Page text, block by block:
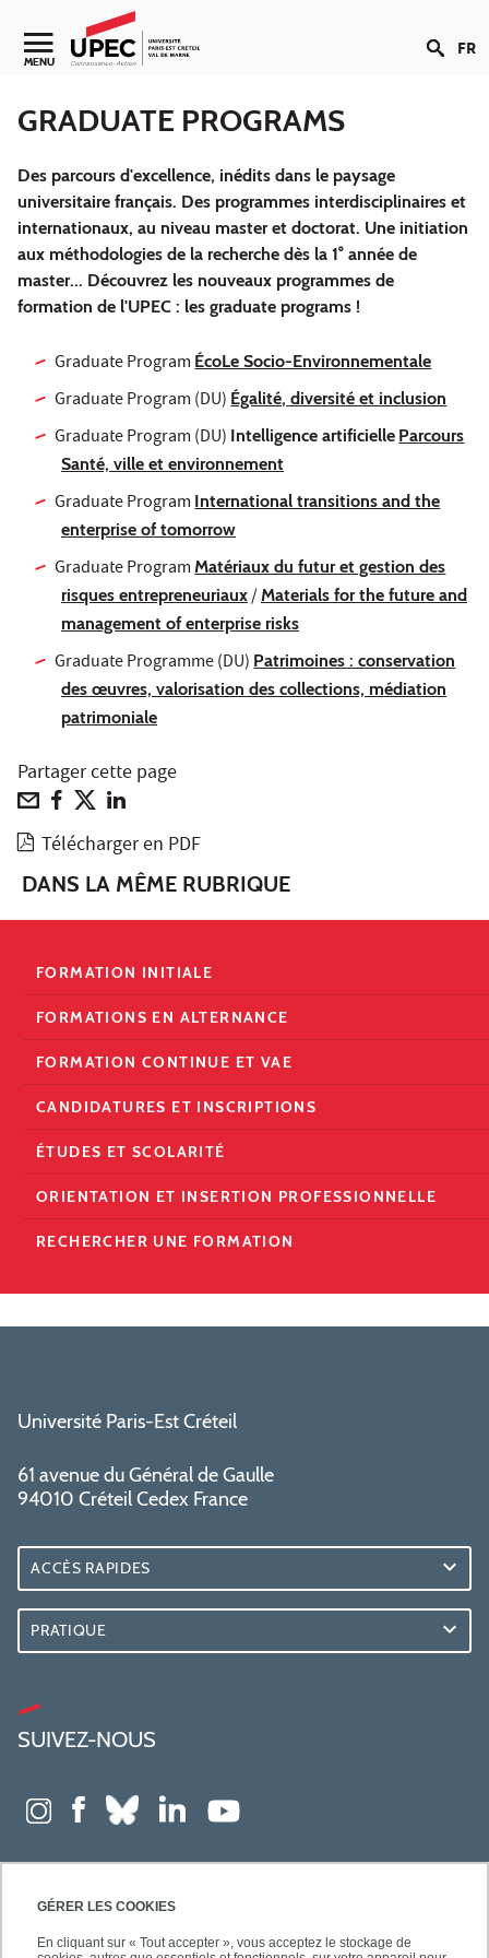
GÉRER LES COOKIES
En cliquant sur « Tout accepter », vous acceptez le stockage de
Aller au contenu
Navigation secondaire
MENU FR
GRADUATE PROGRAMS
Des parcours d'excellence, inédits dans le paysage
universitaire français. Des programmes interdisciplinaires et
internationaux, au niveau master et doctorat. Une initiation
aux méthodologies de la recherche dès la 1° année de
master... Découvrez les nouveaux programmes de
formation de l'UPEC : les graduate programs !
Graduate ProgramÉcoLe Socio-Environnementale
Graduate Program (DU)Égalité, diversité et inclusion
Graduate Program (DU) Intelligence artificielle Parcours
Santé, ville et environnement
Graduate ProgramInternational transitions and the
enterprise of tomorrow
Graduate ProgramMatériaux du futur et gestion des
risques entrepreneuriaux/ Materials for the future and
management of enterprise risks
Graduate Programme (DU)Patrimoines : conservation
des œuvres, valorisation des collections, médiation
patrimoniale
Partager cette page
Télécharger en PDF
DANS LA MÊME RUBRIQUE
FORMATION INITIALE
FORMATIONS EN ALTERNANCE
FORMATION CONTINUE ET VAE
CANDIDATURES ET INSCRIPTIONS
ÉTUDES ET SCOLARITÉ
ORIENTATION ET INSERTION PROFESSIONNELLE
RECHERCHER UNE FORMATION
Université Paris-Est Créteil
61 avenue du Général de Gaulle
94010 Créteil Cedex France
ACCÈS RAPIDES
PRATIQUE
SUIVEZ-NOUS